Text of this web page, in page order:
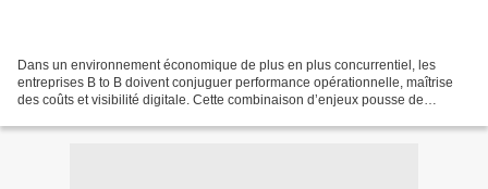
Dans un environnement économique de plus en plus concurrentiel, les
entreprises B to B doivent conjuguer performance opérationnelle, maîtrise
des coûts et visibilité digitale. Cette combinaison d’enjeux pousse de